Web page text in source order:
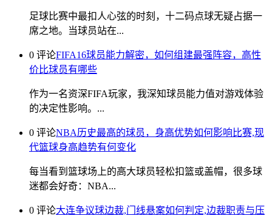
足球比赛中最扣人心弦的时刻，十二码点球无疑占据一
席之地。当球员站在...
0 评论FIFA16球员能力解密，如何组建最强阵容，高性
价比球员有哪些
作为一名资深FIFA玩家，我深知球员能力值对游戏体验
的决定性影响。...
0 评论NBA历史最高的球员，身高优势如何影响比赛,现
代篮球身高趋势有何变化
每当看到篮球场上的高大球员轻松扣篮或盖帽，很多球
迷都会好奇：NBA...
0 评论大连争议球边裁,门线悬案如何判定,边裁职责与压